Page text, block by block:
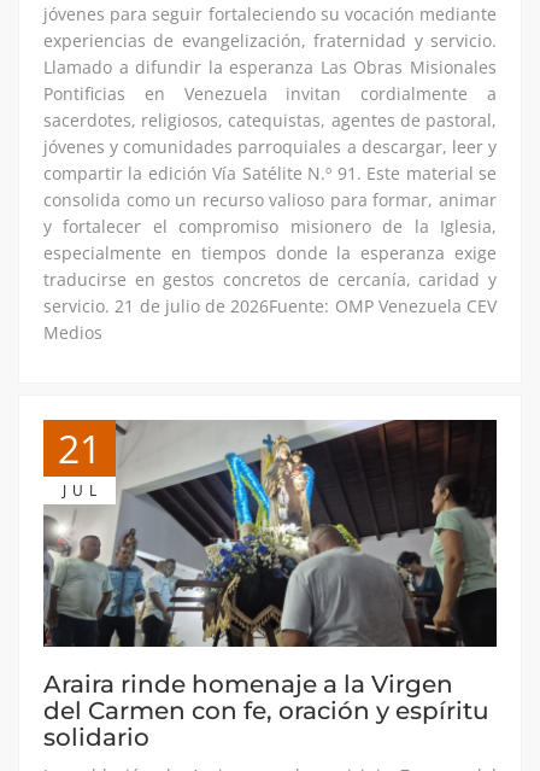
jóvenes para seguir fortaleciendo su vocación mediante
experiencias de evangelización, fraternidad y servicio.
Llamado a difundir la esperanza Las Obras Misionales
Pontificias en Venezuela invitan cordialmente a
sacerdotes, religiosos, catequistas, agentes de pastoral,
jóvenes y comunidades parroquiales a descargar, leer y
compartir la edición Vía Satélite N.º 91. Este material se
consolida como un recurso valioso para formar, animar
y fortalecer el compromiso misionero de la Iglesia,
especialmente en tiempos donde la esperanza exige
traducirse en gestos concretos de cercanía, caridad y
servicio. 21 de julio de 2026Fuente: OMP Venezuela CEV
Medios
21
JUL
Araira rinde homenaje a la Virgen
del Carmen con fe, oración y espíritu
solidario